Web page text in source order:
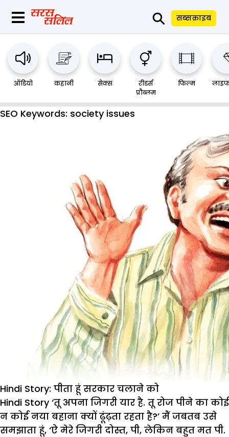
⚲ सब्सक्राइब
ऑडियो कहानी सेक्स
रीडर्स
प्रौब्लम
फिल्म
SEO Keywords: society issues
Hindi Story: पीता हूं सरकार चलाने को
Hindi Story ‘तू अपना जिगरी यार है. तू रोज पीने का कोई
न कोई नया बहाना क्यों ढूंढ़ता रहता है?’ मैं जबतब उसे
समझाता हूं, ‘ऐ मेरे जिगरी दोस्त, पी, लेकिन बहुत मत पी.